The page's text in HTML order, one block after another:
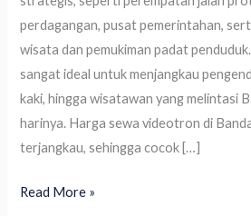
perdagangan, pusat pemerintahan,
wisata dan pemukiman padat
sangat ideal untuk menjangkau
kaki, hingga wisatawan yang melintasi
harinya. Harga sewa videotron di
terjangkau, sehingga cocok […]
Read More »